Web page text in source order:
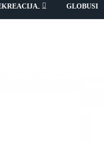
GLOBUSI